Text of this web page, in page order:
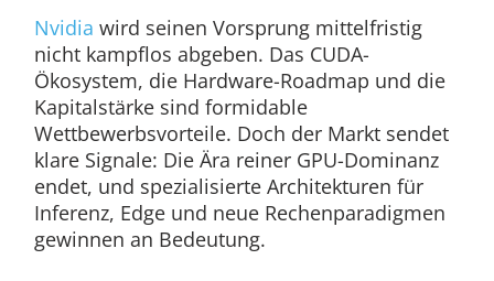
Nvidia wird seinen Vorsprung mittelfristig
nicht kampflos abgeben. Das CUDA-
Ökosystem, die Hardware-Roadmap und die
Kapitalstärke sind formidable
Wettbewerbsvorteile. Doch der Markt sendet
klare Signale: Die Ära reiner GPU-Dominanz
endet, und spezialisierte Architekturen für
Inferenz, Edge und neue Rechenparadigmen
gewinnen an Bedeutung.